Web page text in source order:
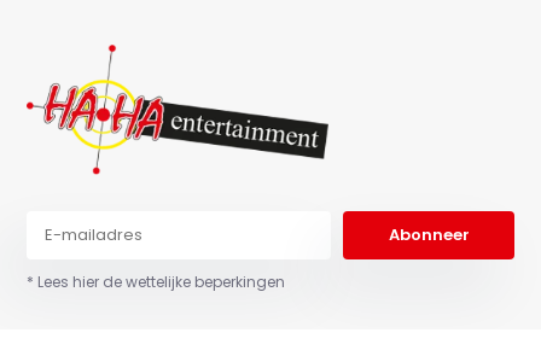
Abonneer
* Lees hier de wettelijke beperkingen